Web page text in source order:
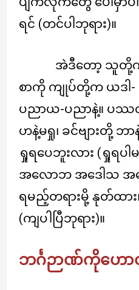
ရင် (တင်ပါဘုရား)။
အဲဒီတော့ သူတို့က
စာကို ကျုပ်တို့က ယဒါ-
ပညာယ-ပညာနဲ့။ ပဿ
ဟနဲ့မရှု၊ ခင်ဗျားတို့ ဘ
ရှုရပေဘူးလား (ရှုရပါ
အလောဘ အဒေါသ
ရမည့်တရားမို့ နုတ်ထား
(ကျပါပြီဘုရား)။
ဘင်္ဂဉာဏ်ကိုဟော